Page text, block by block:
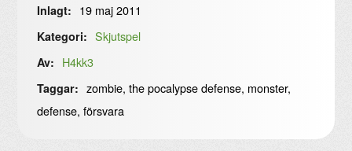
Inlagt: 19 maj 2011
Kategori: Skjutspel
Av: H4kk3
Taggar: zombie, the pocalypse defense, monster,
defense, försvara